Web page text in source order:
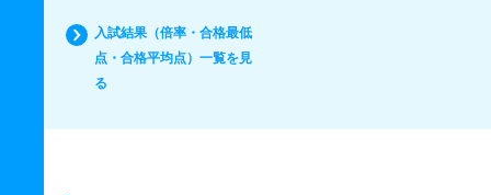
入試結果（倍率・合格最低
点・合格平均点）一覧を見
る